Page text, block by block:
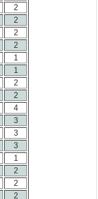
2
2
2
2
1
1
2
2
4
3
3
3
1
2
2
2